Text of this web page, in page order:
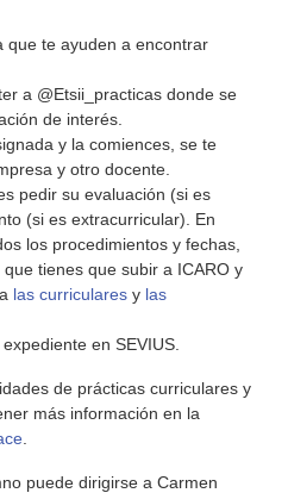
que te ayuden a encontrar
a @Etsii_practicas donde se
de interés.
y la comiences, se te
y otro docente.
pedir su evaluación (si es
(si es extracurricular). En
los procedimientos y fechas,
tienes que subir a ICARO y
las curriculares y las
en SEVIUS.
de prácticas curriculares y
más información en la
puede dirigirse a Carmen